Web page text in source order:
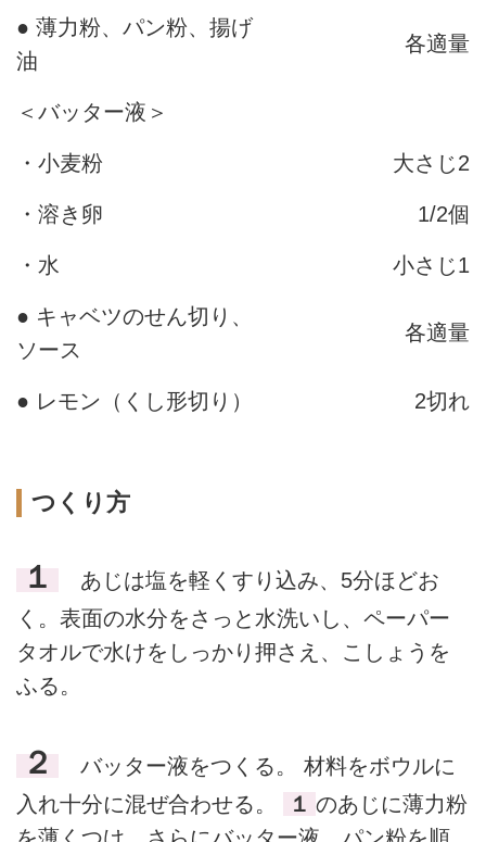
● 薄力粉、パン粉、揚げ
油
各適量
＜バッター液＞
・小麦粉 大さじ2
・溶き卵 1/2個
・水 小さじ1
● キャベツのせん切り、
ソース
各適量
● レモン（くし形切り） 2切れ
つくり方
１
あじは塩を軽くすり込み、5分ほどお
く。表面の水分をさっと水洗いし、ペーパー
タオルで水けをしっかり押さえ、こしょうを
ふる。
２
バッター液をつくる。 材料をボウルに
入れ十分に混ぜ合わせる。
１ のあじに薄力粉